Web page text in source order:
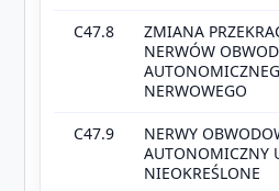
C47.8
ZMIANA
NERWÓW
NERWOWEGO
C47.9
NERWY
AUTONOMICZNY
NIEOKREŚLONE